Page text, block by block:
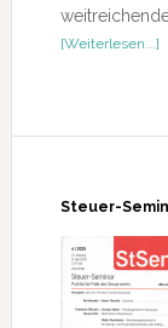
[Weiterlesen...]
Steuer-